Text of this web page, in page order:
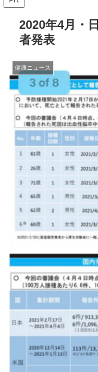
2020年4月・
者発表
健康ニュース